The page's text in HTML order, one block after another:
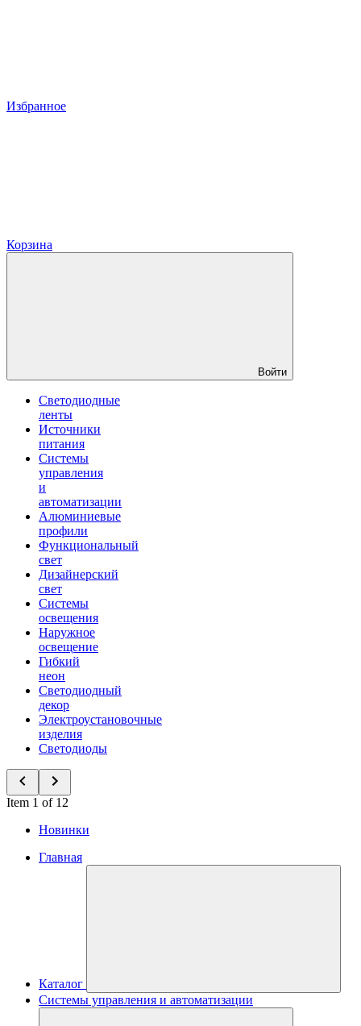
Избранное
Корзина
Войти
Светодиодные
ленты
Источники
питания
Системы
управления
и
автоматизации
Алюминиевые
профили
Функциональный
свет
Дизайнерский
свет
Системы
освещения
Наружное
освещение
Гибкий
неон
Светодиодный
декор
Электроустановочные
изделия
Светодиоды
Item 1 of 12
Новинки
Главная
Каталог
Системы управления и автоматизации